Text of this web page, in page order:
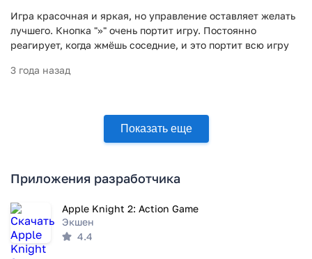
Игра красочная и яркая, но управление оставляет желать
лучшего. Кнопка ">>" очень портит игру. Постоянно
реагирует, когда жмёшь соседние, и это портит всю игру
3 года назад
Показать еще
Приложения разработчика
Apple Knight 2: Action Game
Экшен
4.4